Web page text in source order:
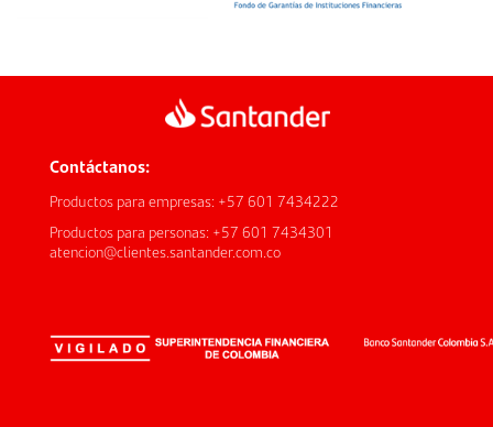
Contáctanos:
Productos para empresas: +57 601 7434222
Productos para personas: +57 601 7434301
atencion@clientes.santander.com.co